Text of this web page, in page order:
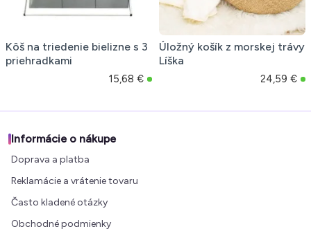
Kôš na triedenie bielizne s 3
priehradkami
15,68 €
Úložný košík z morskej trávy
Líška
24,59 €
Informácie o nákupe
Doprava a platba
Reklamácie a vrátenie tovaru
Často kladené otázky
Obchodné podmienky